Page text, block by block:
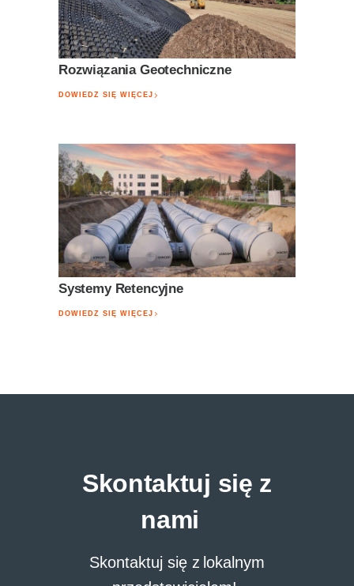
Rozwiązania Geotechniczne
DOWIEDZ SIĘ WIĘCEJ
Systemy Retencyjne
DOWIEDZ SIĘ WIĘCEJ
Skontaktuj się z
nami
Skontaktuj się z lokalnym